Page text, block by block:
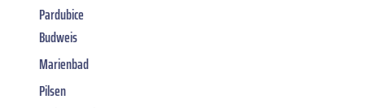
Pardubice
Budweis
Marienbad
Pilsen